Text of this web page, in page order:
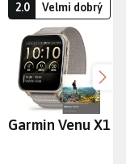
2.0 Velmi dobrý
Garmin Venu X1